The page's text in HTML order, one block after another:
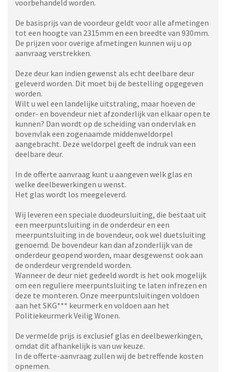
voorbehandeld worden.
De basisprijs van de voordeur geldt voor alle afmetingen
tot een hoogte van 2315mm en een breedte van 930mm.
De prijzen voor overige afmetingen kunnen wij u op
aanvraag verstrekken.
Deze deur kan indien gewenst als echt deelbare deur
geleverd worden. Dit moet bij de bestelling opgegeven
worden.
Wilt u wel een landelijke uitstraling, maar hoeven de
onder- en bovendeur niet afzonderlijk van elkaar open te
kunnen? Dan wordt op de scheiding van ondervlak en
bovenvlak een zogenaamde middenweldorpel
aangebracht. Deze weldorpel geeft de indruk van een
deelbare deur.
In de offerte aanvraag kunt u aangeven welk glas en
welke deelbewerkingen u wenst.
Het glas wordt los meegeleverd.
Wij leveren een speciale duodeursluiting, die bestaat uit
een meerpuntsluiting in de onderdeur en een
meerpuntsluiting in de bovendeur, ook wel duetsluiting
genoemd. De bovendeur kan dan afzonderlijk van de
onderdeur geopend worden, maar desgewenst ook aan
de onderdeur vergrendeld worden.
Wanneer de deur niet gedeeld wordt is het ook mogelijk
om een reguliere meerpuntsluiting te laten infrezen en
deze te monteren. Onze meerpuntsluitingen voldoen
aan het SKG*** keurmerk en voldoen aan het
Politiekeurmerk Veilig Wonen.
De vermelde prijs is exclusief glas en deelbewerkingen,
omdat dit afhankelijk is van uw keuze.
In de offerte-aanvraag zullen wij de betreffende kosten
opnemen.